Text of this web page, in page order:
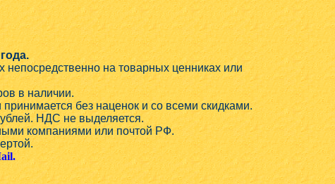
непосредственно на товарных ценниках или
в наличии.
без наценок и со всеми скидками.
НДС не выделяется.
компаниями или почтой РФ.